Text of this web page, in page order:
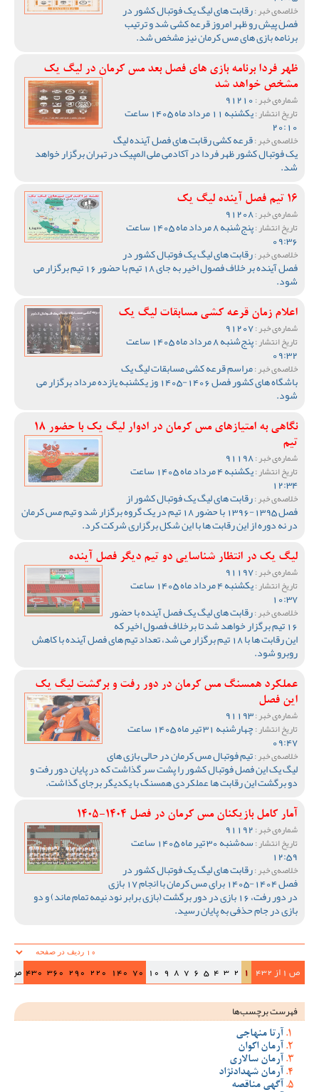
خلاصه‌ی خبر :رقابت های لیگ یک فوتبال کشور در
فصل پیش رو ظهر امروز قرعه کشی شد و ترتیب
برنامه بازی های مس کرمان نیز مشخص شد.
ظهر فردا برنامه بازی های فصل بعد مس کرمان در لیگ یک
مشخص خواهد شد
شماره‌ی خبر :
تاریخ انتشار : یکشنبه 11 مرداد ماه 1405 ساعت
20:10
خلاصه‌ی خبر :قرعه کشی رقابت های فصل آینده لیگ
یک فوتبال کشور ظهر فردا در آکادمی ملی المپیک در تهران برگزار خواهد
شد.
16 تیم فصل آینده لیگ یک
شماره‌ی خبر :
تاریخ انتشار : پنج‌شنبه 8 مرداد ماه 1405 ساعت
09:36
خلاصه‌ی خبر :رقابت های لیگ یک فوتبال کشور در
فصل آینده بر خلاف فصول اخیر به جای 18 تیم با حضور 16 تیم برگزار می
شود.
اعلام زمان قرعه کشی مسابقات لیگ یک
شماره‌ی خبر :
تاریخ انتشار : پنج‌شنبه 8 مرداد ماه 1405 ساعت
09:32
خلاصه‌ی خبر :مراسم قرعه کشی مسابقات لیگ یک
باشگاه های کشور فصل 1406-1405 وز یکشنبه یازده مرداد برگزار می
شود.
نگاهی به امتیازهای مس کرمان در ادوار لیگ یک با حضور 18
تیم
شماره‌ی خبر :
تاریخ انتشار : یکشنبه 4 مرداد ماه 1405 ساعت
12:34
خلاصه‌ی خبر :رقابت های لیگ یک فوتبال کشور از
فصل 1395-1396 با حضور 18 تیم در یک گروه برگزار شد و تیم مس کرمان
در نه دوره از این رقابت ها با این شکل برگزاری شرکت کرد.
لیگ یک در انتظار شناسایی دو تیم دیگر فصل آینده
شماره‌ی خبر :
تاریخ انتشار : یکشنبه 4 مرداد ماه 1405 ساعت
10:37
خلاصه‌ی خبر :رقابت های لیگ یک فصل آینده با حضور
16 تیم برگزار خواهد شد تا برخلاف فصول اخیر که
این رقابت ها با 18 تیم برگزار می شد، تعداد تیم های فصل آینده با کاهش
روبرو شود.
عملکرد همسنگ مس کرمان در دور رفت و برگشت لیگ یک
این فصل
شماره‌ی خبر :
تاریخ انتشار : چهارشنبه 31 تیر ماه 1405 ساعت
09:47
خلاصه‌ی خبر :تیم فوتبال مس کرمان در حالی بازی های
لیگ یک این فصل فوتبال کشور را پشت سر گذاشت که در پایان دور رفت و
دو برگشت این رقابت ها عملکردی همسنگ با یکدیگر برجای گذاشت.
آمار کامل بازیکنان مس کرمان در فصل 1404-1405
شماره‌ی خبر :
تاریخ انتشار : سه‌شنبه 30 تیر ماه 1405 ساعت
12:59
خلاصه‌ی خبر :رقابت های لیگ یک فوتبال کشور در
فصل 1404-1405 برای مس کرمان با انجام 17 بازی
در دور رفت، 16 بازی در دور برگشت (بازی برابر نود نیمه تمام ماند) و دو
بازی در جام حذفی به پایان رسید.
ص 1 از 432 1
2
3
4
5
6
7
8
9
10
70
140
220
290
360
430
فهرست برچسب‌ها
آرتا منهاجی
آرمان اکوان
آرمان سالاری
آرمان شهدادنژاد
آگهی مناقصه